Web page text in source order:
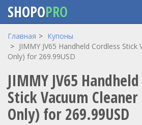
Перейти
основному
SHOPOPRO
Главная
Купоны
JIMMY JV65 Handheld Cordless
Only) for 269.99USD
JIMMY JV65
Stick Vacuum
Only) for 269.99USD